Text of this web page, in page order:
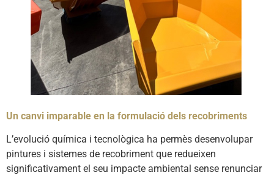
Un canvi imparable en la formulació dels recobriments
L’evolució química i tecnològica ha permès desenvolupar
pintures i sistemes de recobriment que redueixen
significativament el seu impacte ambiental sense renunciar